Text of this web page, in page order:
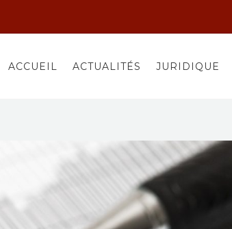
ACCUEIL ACTUALITÉS JURIDIQUE